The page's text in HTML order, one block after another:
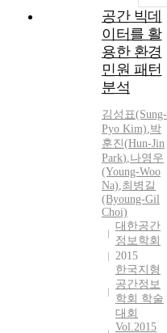
공간 빅데
이터를 활
용한 환경
민원 패턴
분석
김성표(Sung-
Pyo Kim),박
훈진(Hun-Jin
Park),나영우
(Young-Woo
Na),최병길
(Byoung-Gil
Choi)
대한공간
정보학회
2015
한국지형
공간정보
학회 학술
대회
Vol.2015